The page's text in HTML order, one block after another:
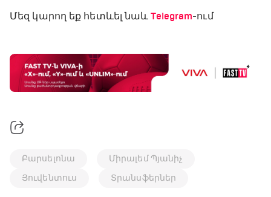
Մեզ կարող եք հետևել նաև Telegram-ում
Բարսելոնա
Միրալեմ Պյանիչ
Յուվենտուս
Տրանսֆերներ